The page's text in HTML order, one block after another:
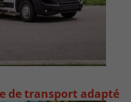
de transport adapté